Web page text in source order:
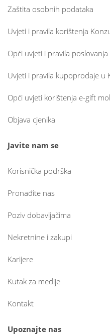
Zaštita osobnih podataka
Uvjeti i pravila korištenja
Opći uvjeti i pravila
Uvjeti i pravila kupoprodaje u
Opći uvjeti korištenja e-gift
Objava cjenika
Javite nam se
Korisnička podrška
Pronađite nas
Poziv dobavljačima
Nekretnine i zakupi
Karijere
Kutak za medije
Kontakt
Upoznajte nas